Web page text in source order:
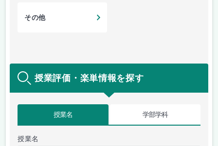
その他
授業評価・楽単情報を探す
授業名 学部学科
授業名